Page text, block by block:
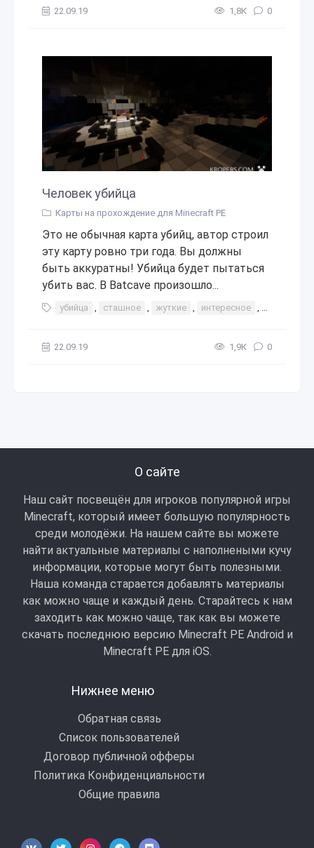
22.09.19 1,8К 0
Человек убийца
Карты на прохождение для Minecraft PE
Это не обычная карта убийц, автор строил
эту карту ровно три года. Вы должны
быть аккуратны! Убийца будет пытаться
убить вас. В Batcave произошло...
убийца , сташное , жуткие , интересное ,
22.09.19 1,9К 0
О сайте
Наш сайт посвещён для игроков популярной игры
Minecraft, который имеет большую популярность
среди молодёжи. На нашем сайте вы можете
найти актуальные материалы с наполнеными кучу
информации, которые могут быть полезными.
Наша команда старается добавлять материалы
как можно чаще и каждый день. Старайтесь к нам
заходить как можно чаще, так как вы можете
скачать последнюю версию Minecraft PE Android и
Minecraft РЕ для iOS.
Нижнее меню
Обратная связь
Список пользователей
Договор публичной офферы
Политика Конфиденциальности
Общие правила